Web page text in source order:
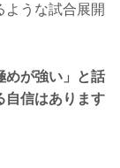
ような試合展開
めが強い」と話
自信はあります